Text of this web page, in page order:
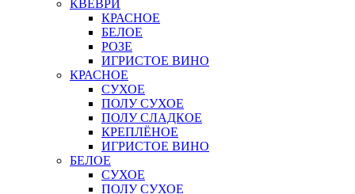
КВЕВРИ
КРАСНОЕ
БЕЛОЕ
РОЗЕ
ИГРИСТОЕ ВИНО
КРАСНОЕ
СУХОЕ
ПОЛУ СУХОЕ
ПОЛУ СЛАДКОЕ
КРЕПЛЁНОЕ
ИГРИСТОЕ ВИНО
БЕЛОЕ
СУХОЕ
ПОЛУ СУХОЕ